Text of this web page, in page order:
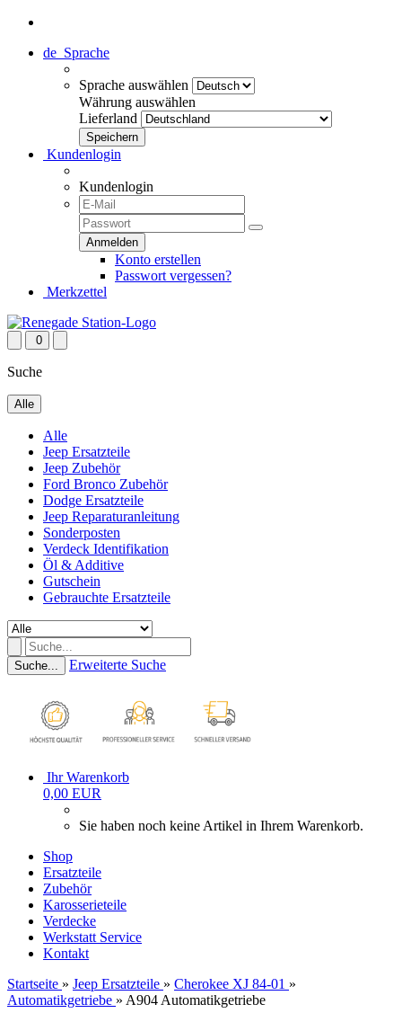
de Sprache
Sprache auswählen
Währung auswählen
Lieferland
Kundenlogin
Kundenlogin
Konto erstellen
Passwort vergessen?
Merkzettel
0
Suche
Alle
Alle
Jeep Ersatzteile
Jeep Zubehör
Ford Bronco Zubehör
Dodge Ersatzteile
Jeep Reparaturanleitung
Sonderposten
Verdeck Identifikation
Öl & Additive
Gutschein
Gebrauchte Ersatzteile
Suche... Erweiterte Suche
Ihr Warenkorb
0,00 EUR
Sie haben noch keine Artikel in Ihrem Warenkorb.
Shop
Ersatzteile
Zubehör
Karosserieteile
Verdecke
Werkstatt Service
Kontakt
Startseite » Jeep Ersatzteile » Cherokee XJ 84-01 »
Automatikgetriebe » A904 Automatikgetriebe